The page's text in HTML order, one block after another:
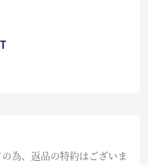
為、返品の特約はございま